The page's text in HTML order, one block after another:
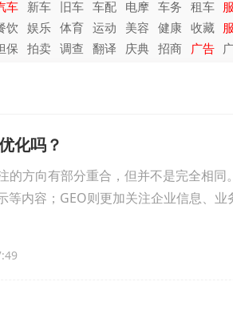
车 新车 旧车 车配 电摩 车务 租车
饮 娱乐 体育 运动 美容 健康 收藏
保 拍卖 调查 翻译 庆典 招商 广告
化吗？
的方向有部分重合，但并不是完全相同
内容；GEO则更加关注企业信息、业